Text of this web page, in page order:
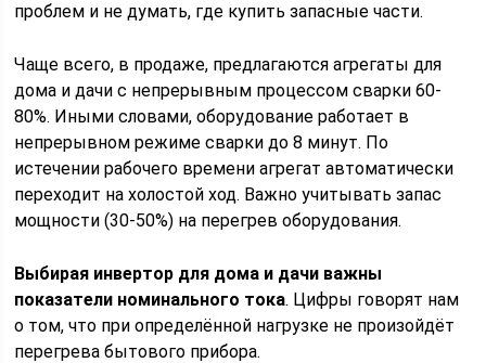
проблем и не думать, где купить запасные части.
Чаще всего, в продаже, предлагаются агрегаты для
дома и дачи с непрерывным процессом сварки 60-
80%. Иными словами, оборудование работает в
непрерывном режиме сварки до 8 минут. По
истечении рабочего времени агрегат автоматически
переходит на холостой ход. Важно учитывать запас
мощности (30-50%) на перегрев оборудования.
Выбирая инвертор для дома и дачи важны
показатели номинального тока. Цифры говорят нам
о том, что при определённой нагрузке не произойдёт
перегрева бытового прибора.